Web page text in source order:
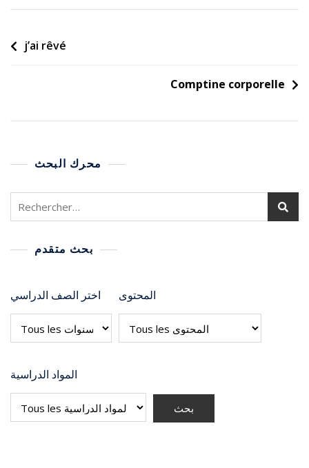
j’ai rêvé
Comptine corporelle
محرك البحث
بحث متقدم
اختر الصف الدراسي المحتوى
المواد الدراسية